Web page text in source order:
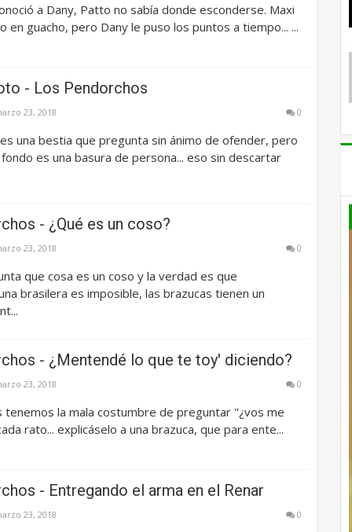
a Dany, Patto no sabía donde esconderse. Maxi
en guacho, pero Dany le puso los puntos a tiempo... ...
- Los Pendorchos
23, 2018 0
una bestia que pregunta sin ánimo de ofender, pero
es una basura de persona... eso sin descartar
- ¿Qué es un coso?
23, 2018 0
que cosa es un coso y la verdad es que
brasilera es imposible, las brazucas tienen un
- ¿Mentendé lo que te toy' diciendo?
23, 2018 0
tenemos la mala costumbre de preguntar "¿vos me
rato... explicáselo a una brazuca, que para ente...
- Entregando el arma en el Renar
23, 2018 0